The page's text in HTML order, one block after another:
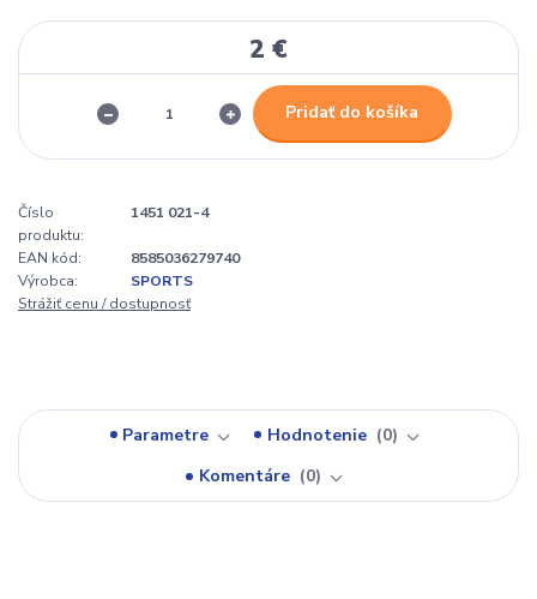
2 €
Pridať do košíka
Číslo
produktu:
1451 021-4
EAN kód:
8585036279740
Výrobca:
SPORTS
Strážiť cenu / dostupnosť
Parametre Hodnotenie
0
Komentáre
0